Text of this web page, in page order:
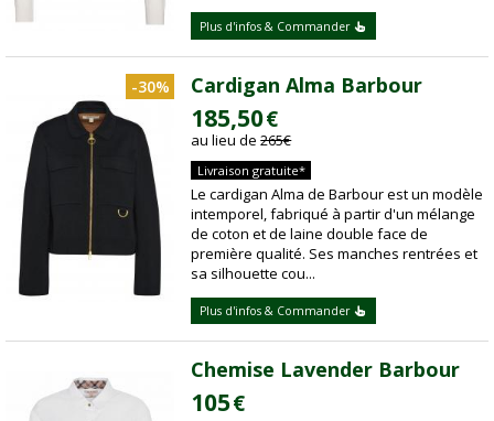
Plus d'infos & Commander
-30% Cardigan Alma Barbour
185,50€
au lieu de265€
Livraison gratuite*
Le cardigan Alma de Barbour est un modèle
intemporel, fabriqué à partir d'un mélange
de coton et de laine double face de
première qualité. Ses manches rentrées et
sa silhouette cou...
Plus d'infos & Commander
Chemise Lavender Barbour
105€